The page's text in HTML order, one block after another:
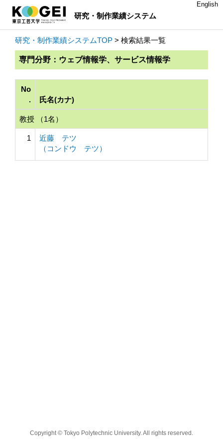
研究・制作業績システム
English
研究・制作業績システムTOP > 検索結果一覧
専門分野：ウェブ情報学、サービス情報学
No
.
氏名(カナ)
教授 （1名）
1
近藤 テツ
（コンドウ テツ）
Copyright © Tokyo Polytechnic University. All rights reserved.